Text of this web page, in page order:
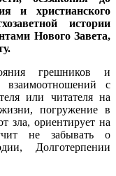
и христианского
истории
Нового Завета,
грешников и
взаимоотношений с
или читателя на
погружение в
зла, ориентирует на
не забывать о
Долготерпении